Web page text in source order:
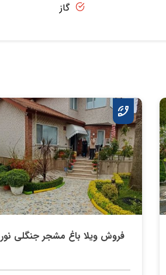
گاز
فروش ویلا باغ مشجر جنگلی نور